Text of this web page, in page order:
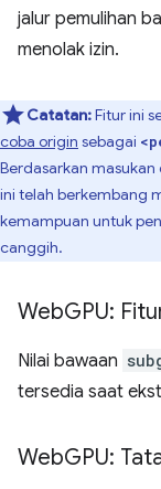
jalur pemulihan
menolak izin.
Catatan:Fitur ini
coba origin sebagai
Berdasarkan
ini telah berkembang
kemampuan untuk
canggih.
WebGPU:
Nilai bawaan
tersedia saat
WebGPU: